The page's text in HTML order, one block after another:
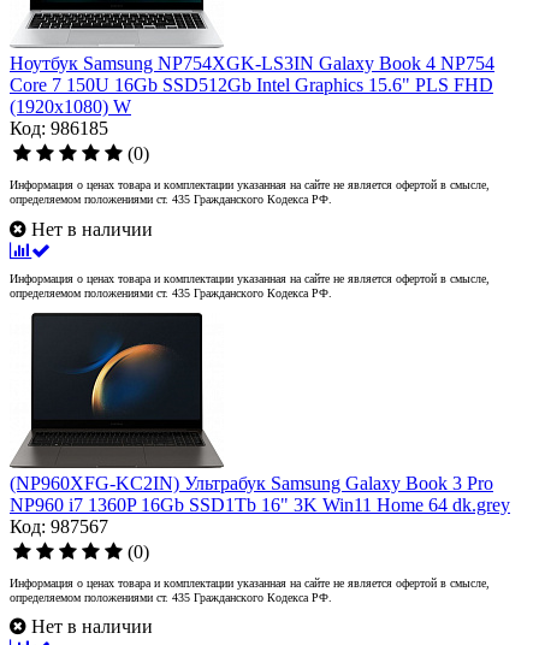
Ноутбук Samsung NP754XGK-LS3IN Galaxy Book 4 NP754
Core 7 150U 16Gb SSD512Gb Intel Graphics 15.6" PLS FHD
(1920x1080) W
Код: 986185
(0)
Информация о ценах товара и комплектации указанная на сайте не является офертой в смысле,
определяемом положениями ст. 435 Гражданского Кодекса РФ.
Нет в наличии
Информация о ценах товара и комплектации указанная на сайте не является офертой в смысле,
определяемом положениями ст. 435 Гражданского Кодекса РФ.
(NP960XFG-KC2IN) Ультрабук Samsung Galaxy Book 3 Pro
NP960 i7 1360P 16Gb SSD1Tb 16" 3K Win11 Home 64 dk.grey
Код: 987567
(0)
Информация о ценах товара и комплектации указанная на сайте не является офертой в смысле,
определяемом положениями ст. 435 Гражданского Кодекса РФ.
Нет в наличии